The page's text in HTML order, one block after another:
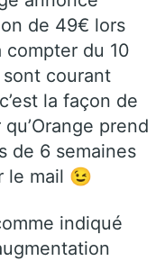
de 49€ lors
compter du 10
courant
la façon de
prend
de 6 semaines
le mail 😉
indiqué